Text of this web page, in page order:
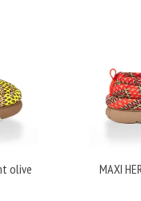
olive MAXI